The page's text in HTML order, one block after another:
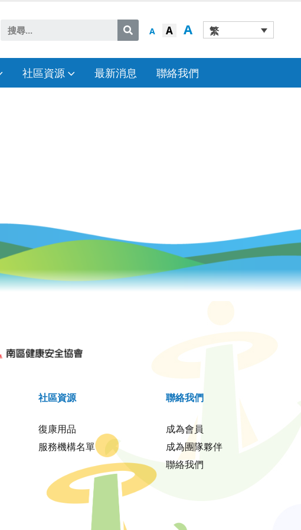
A A A 繁
社區資源 最新消息 聯絡我們
社區資源
復康用品
服務機構名單
聯絡我們
成為會員
成為團隊夥伴
聯絡我們